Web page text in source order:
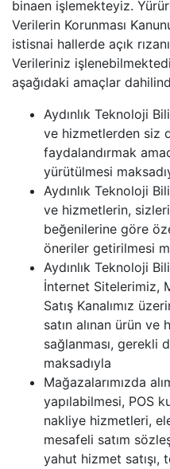
binaen işlemekteyiz.
Verilerin Korunması
istisnai hallerde açık
Verileriniz
aşağıdaki amaçlar
Aydınlık Teknoloji
ve hizmetlerden siz
faydalandırmak
yürütülmesi
Aydınlık Teknoloji
ve hizmetlerin,
beğenilerine göre
öneriler getirilmesi
Aydınlık Teknoloji
İnternet Sitelerimiz,
Satış Kanalımız
satın alınan ürün ve
sağlanması, gerekli
maksadıyla
Mağazalarımızda
yapılabilmesi, POS
nakliye hizmetleri,
mesafeli satım
yahut hizmet satışı,